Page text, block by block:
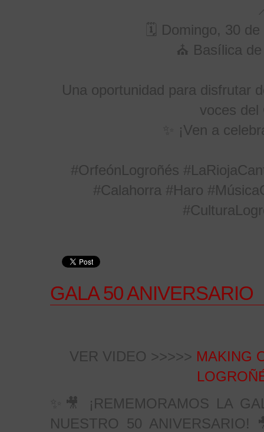
🗓 Domingo, 30
⛪ Basílica
Una oportunidad para disfrutar
voces del
✨ ¡Ven a
#OrfeónLogroñés
#Calahorra #Haro
GALA 50 ANIVERSARIO
VER VIDEO >>>>> MAKING
✨🎥 ¡REMEMORAMOS LA
NUESTRO 50